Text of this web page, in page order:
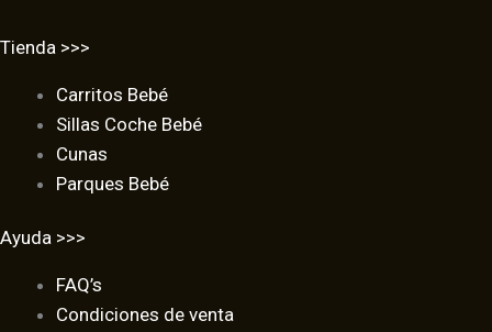
Tienda >>>
Carritos Bebé
Sillas Coche Bebé
Cunas
Parques Bebé
Ayuda >>>
FAQ’s
Condiciones de venta